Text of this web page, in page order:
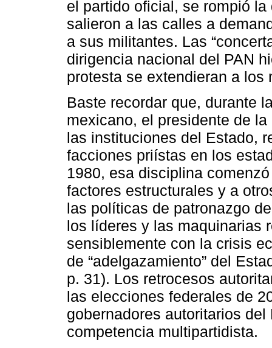
el partido oficial, se rompió
salieron a las calles a
a sus militantes. Las
dirigencia nacional del PAN
protesta se extendieran a
Baste recordar que, durante
mexicano, el presidente de
las instituciones del Estado,
facciones priístas en los
1980, esa disciplina
factores estructurales y a
las políticas de patronazgo
los líderes y las maquinarias
sensiblemente con la crisis
de “adelgazamiento” del
p. 31). Los retrocesos
las elecciones federales de
gobernadores autoritarios
competencia multipartidista.